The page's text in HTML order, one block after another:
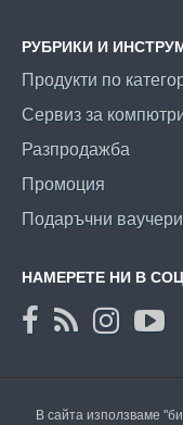
РУБРИКИ И
Продукти по
Сервиз за
Разпродажба
Промоция
Подаръчни ваучери
НАМЕРЕТЕ НИ В
В сайта използваме